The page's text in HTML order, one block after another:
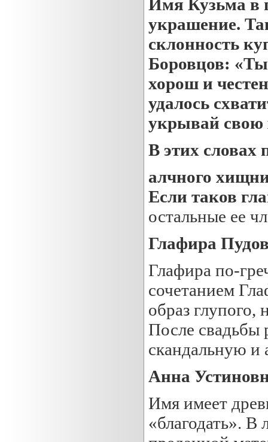
Имя Кузьма в
украшение.
склонность
Боровцов: «Ты
хорош и
удалось
укрывай свою
В этих словах
алчного
Если таков
остальные ее
Глафира
Глафира по-
сочетанием
образ глупого,
После свадьбы
скандальную и
Анна
Имя имеет
«благодать». В